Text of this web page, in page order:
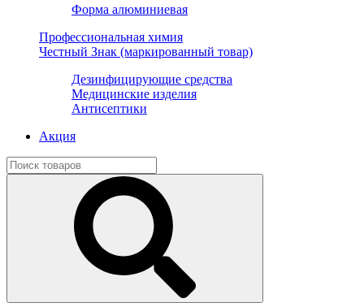
Форма алюминиевая
Профессиональная химия
Честный Знак (маркированный товар)
Дезинфицирующие средства
Медицинские изделия
Антисептики
Акция